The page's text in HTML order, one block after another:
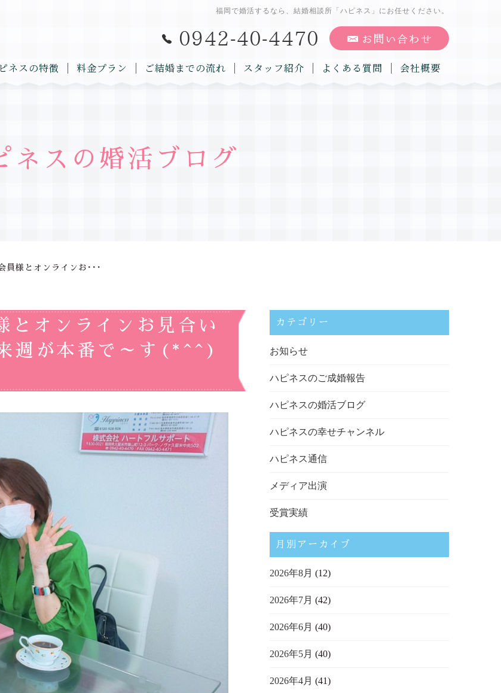
福岡で婚活するなら、結婚相談所「ハピネス」にお任せください。
ネスの特徴 料金プラン ご結婚までの流れ スタッフ紹介 よくある質問 会社概要
ネスの婚活ブログ
員様とオンラインお･･･
オンラインお見合い
週が本番で～す(*^^)
カテゴリー
お知らせ
ハピネスのご成婚報告
ハピネスの婚活ブログ
ハピネスの幸せチャンネル
ハピネス通信
メディア出演
受賞実績
月別アーカイブ
2026年8月 (12)
2026年7月 (42)
2026年6月 (40)
2026年5月 (40)
2026年4月 (41)